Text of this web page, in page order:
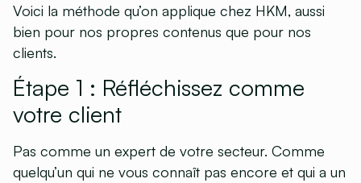
Voici la méthode qu’on applique chez HKM, aussi
bien pour nos propres contenus que pour nos
clients.
Étape 1 : Réfléchissez comme
votre client
Pas comme un expert de votre secteur. Comme
quelqu’un qui ne vous connaît pas encore et qui a un